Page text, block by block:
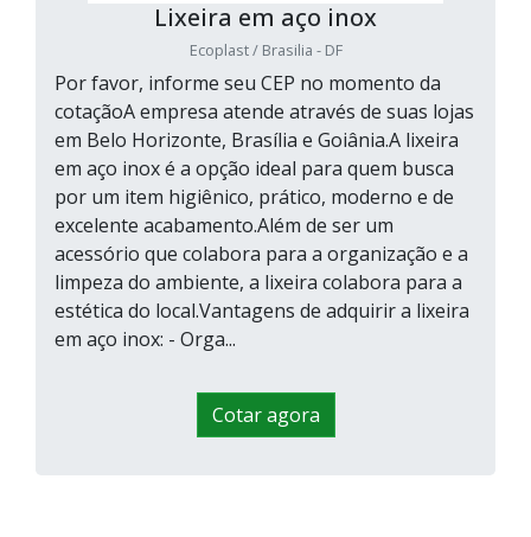
Lixeira em aço inox
Ecoplast / Brasilia - DF
Por favor, informe seu CEP no momento da
cotaçãoA empresa atende através de suas lojas
em Belo Horizonte, Brasília e Goiânia.A lixeira
em aço inox é a opção ideal para quem busca
por um item higiênico, prático, moderno e de
excelente acabamento.Além de ser um
acessório que colabora para a organização e a
limpeza do ambiente, a lixeira colabora para a
estética do local.Vantagens de adquirir a lixeira
em aço inox: - Orga...
Cotar agora